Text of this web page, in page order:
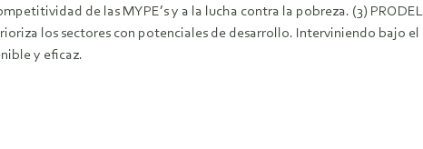
de las MYPE’s y a la lucha contra la pobreza. (3)
los sectores con potenciales de desarrollo. Interviniendo bajo
y eficaz.